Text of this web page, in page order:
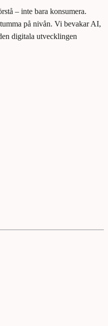
– inte bara konsumera.
på nivån. Vi bevakar AI,
digitala utvecklingen